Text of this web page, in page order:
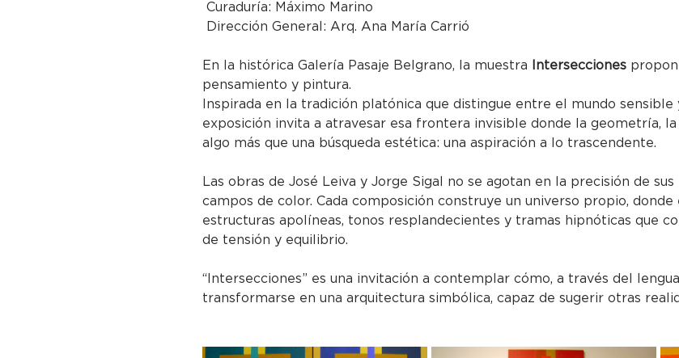
Curaduría: Máximo Marino
Dirección General: Arq. Ana María Carrió
En la histórica Galería Pasaje Belgrano, la muestra Intersecciones
pensamiento y pintura.
Inspirada en la tradición platónica que distingue entre el mundo sensible
exposición invita a atravesar esa frontera invisible donde la geometría,
algo más que una búsqueda estética: una aspiración a lo trascendente.
Las obras de José Leiva y Jorge Sigal no se agotan en la precisión de
campos de color. Cada composición construye un universo propio, donde
estructuras apolíneas, tonos resplandecientes y tramas hipnóticas que
de tensión y equilibrio.
“Intersecciones” es una invitación a contemplar cómo, a través del
transformarse en una arquitectura simbólica, capaz de sugerir otras